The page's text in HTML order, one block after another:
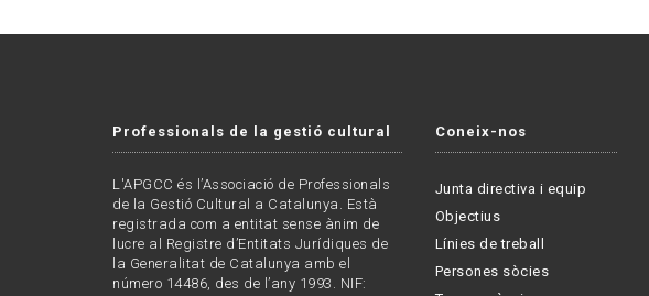
Professionals de la gestió cultural
L'APGCC és l’Associació de Professionals
de la Gestió Cultural a Catalunya. Està
registrada com a entitat sense ànim de
lucre al Registre d’Entitats Jurídiques de
la Generalitat de Catalunya amb el
número 14486, des de l’any 1993. NIF:
Coneix-nos
Junta directiva i equip
Objectius
Línies de treball
Persones sòcies